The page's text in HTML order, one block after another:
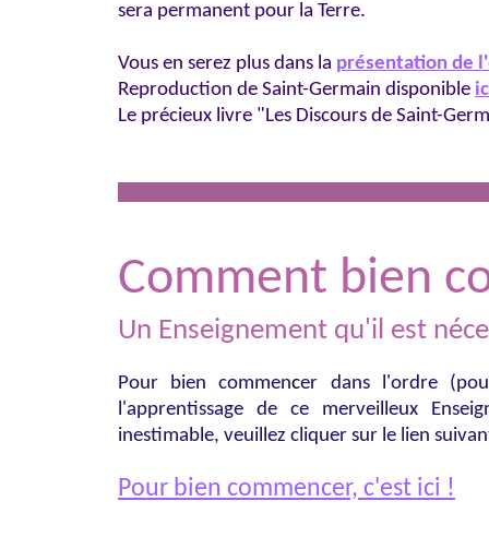
sera permanent pour la Terre.
Vous en serez plus dans la présentation de
Reproduction de Saint-Germain disponible
Le précieux livre "Les Discours de Saint-
Comment bien
Un Enseignement qu'il est
Pour bien commencer dans l'ordre
l'apprentissage de ce merveilleux
inestimable, veuillez cliquer sur le lien
Pour bien commencer, c'est ici !